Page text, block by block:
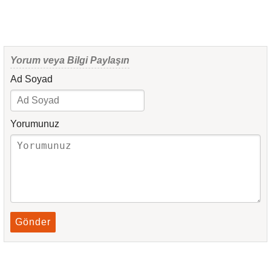
Yorum veya Bilgi Paylaşın
Ad Soyad
Yorumunuz
Gönder